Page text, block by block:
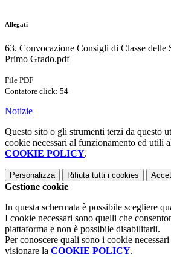
Allegati
63. Convocazione Consigli di Classe delle
Primo Grado.pdf
File PDF
Contatore click: 54
Notizie
Questo sito o gli strumenti terzi da questo
cookie necessari al funzionamento ed utili
COOKIE POLICY.
Personalizza Rifiuta tutti i cookies
Gestione cookie
In questa schermata è possibile scegliere
I cookie necessari sono quelli che
piattaforma e non è possibile disabilitarli.
Per conoscere quali sono i cookie
visionare la COOKIE POLICY.